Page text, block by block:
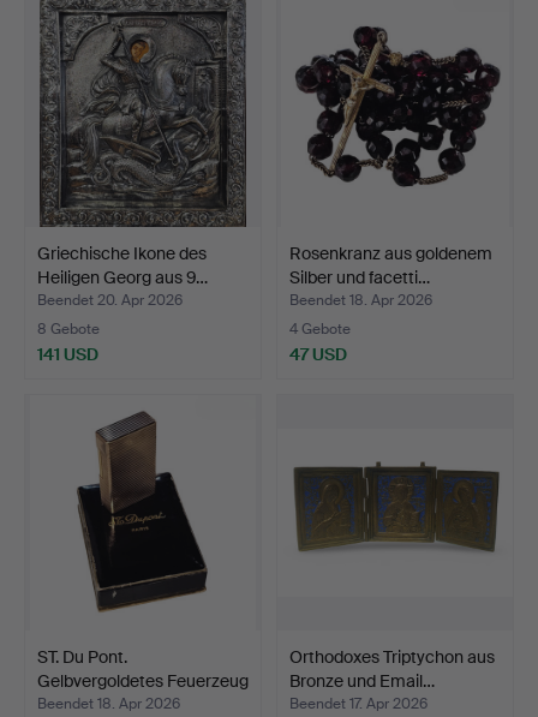
Griechische Ikone des
Heiligen Georg aus 9…
Beendet 20. Apr 2026
8 Gebote
141 USD
Rosenkranz aus goldenem
Silber und facetti…
Beendet 18. Apr 2026
4 Gebote
47 USD
ST. Du Pont.
Gelbvergoldetes Feuerzeug
mit…
Beendet 18. Apr 2026
Orthodoxes Triptychon aus
Bronze und Email…
Beendet 17. Apr 2026